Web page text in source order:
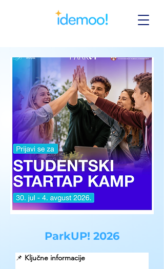
ParkUP! 2026
📌 Ključne informacije